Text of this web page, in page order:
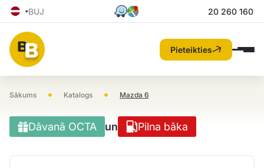
BUJ 20 260 160
Pieteikties
Sākums • Katalogs • Mazda 6
Dāvanā OCTA un Pilna bāka